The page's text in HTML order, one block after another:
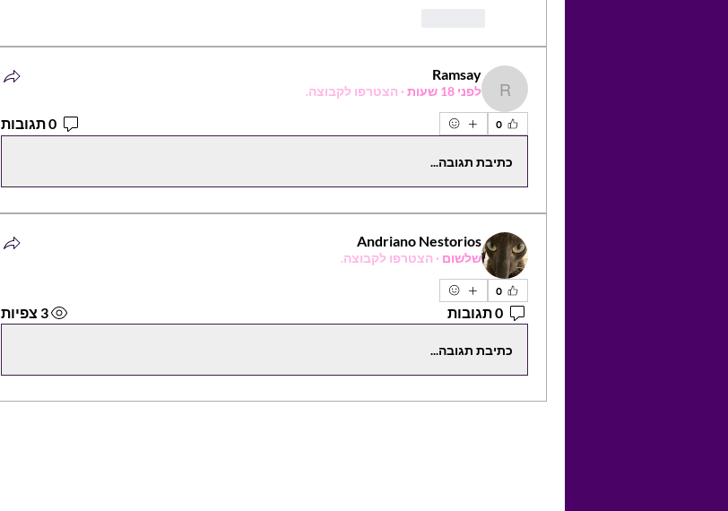
Ramsay
Ramsay
לפני 18 שעות ·הצטרפו לקבוצה.
0 0 תגובות
כתיבת תגובה...
Andriano Nestorios
שלשום ·הצטרפו לקבוצה.
0
0 תגובות 3 צפיות
כתיבת תגובה...